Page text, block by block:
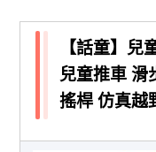
【話童】兒
兒童推車 滑
搖桿 仿真越